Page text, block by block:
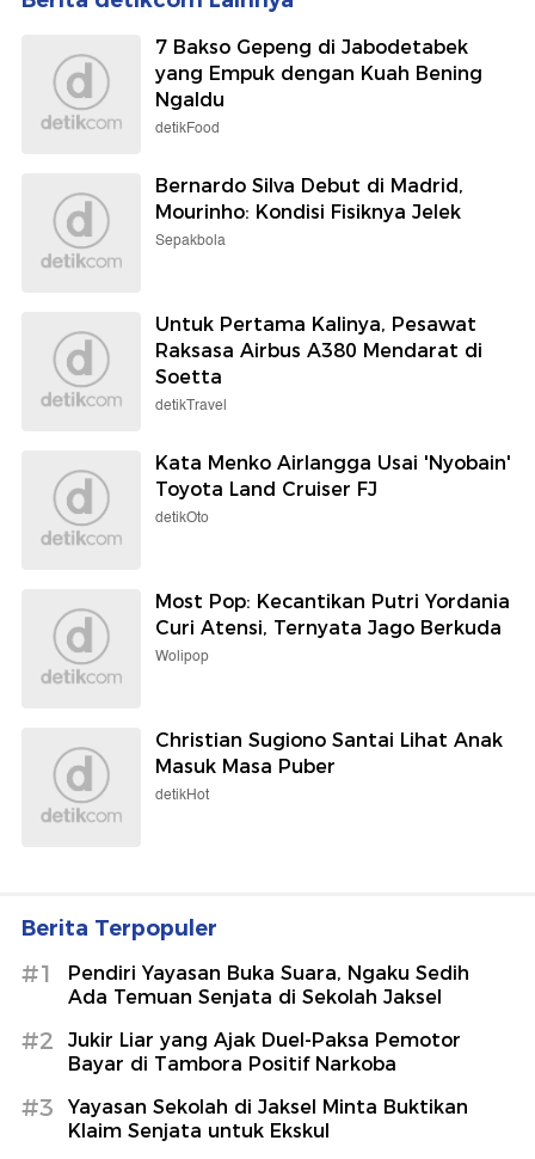
7 Bakso Gepeng di Jabodetabek
yang Empuk dengan Kuah Bening
Ngaldu
detikFood
Bernardo Silva Debut di Madrid,
Mourinho: Kondisi Fisiknya Jelek
Sepakbola
Untuk Pertama Kalinya, Pesawat
Raksasa Airbus A380 Mendarat di
Soetta
detikTravel
Kata Menko Airlangga Usai 'Nyobain'
Toyota Land Cruiser FJ
detikOto
Most Pop: Kecantikan Putri Yordania
Curi Atensi, Ternyata Jago Berkuda
Wolipop
Christian Sugiono Santai Lihat Anak
Masuk Masa Puber
detikHot
Berita Terpopuler
#1
Pendiri Yayasan Buka Suara, Ngaku Sedih
Ada Temuan Senjata di Sekolah Jaksel
#2
Jukir Liar yang Ajak Duel-Paksa Pemotor
Bayar di Tambora Positif Narkoba
#3
Yayasan Sekolah di Jaksel Minta Buktikan
Klaim Senjata untuk Ekskul